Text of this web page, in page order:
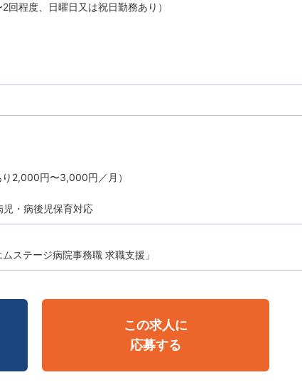
回程度、日曜日又は祝日勤務あり）
2,000円〜3,000円／月）
・病後児保育対応
ステージ病院事務職 求職支援」
この求人に
応募する